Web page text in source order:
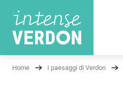
contenu
principal
Home I paesaggi di Verdon